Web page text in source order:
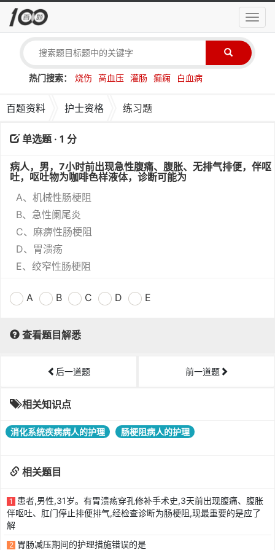
导
航
热门搜索： 烧伤 高血压 灌肠 癫痫 白血病
百题资料 护士资格 练习题
单选题 · 1 分
病人，男，7小时前出现急性腹痛、腹胀、无排气排便，伴呕
吐，呕吐物为咖啡色样液体，诊断可能为
A、机械性肠梗阻
B、急性阑尾炎
C、麻痹性肠梗阻
D、胃溃疡
E、绞窄性肠梗阻
A B C D E
查看题目解悉
后一道题 前一道题
相关知识点
消化系统疾病病人的护理 肠梗阻病人的护理
相关题目
1
患者,男性,31岁。有胃溃疡穿孔修补手术史,3天前出现腹痛、腹胀
伴呕吐、肛门停止排便排气,经检查诊断为肠梗阻,现最重要的是应了
解
2 胃肠减压期间的护理措施错误的是